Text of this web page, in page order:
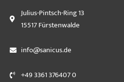
Julius-Pintsch-Ring 13
15517 Fürstenwalde
info@sanicus.de
+49 3361 376407 0